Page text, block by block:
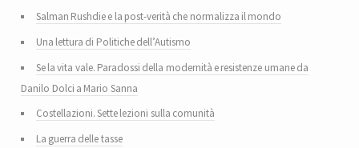
Salman Rushdie e la post-verità che normalizza il mondo
Una lettura di Politiche dell’Autismo
Se la vita vale. Paradossi della modernità e resistenze umane da
Danilo Dolci a Mario Sanna
Costellazioni. Sette lezioni sulla comunità
La guerra delle tasse